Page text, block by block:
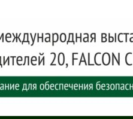
защиты. 4-5 июня 2025, Минск,